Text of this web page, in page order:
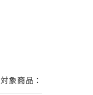
対象商品：